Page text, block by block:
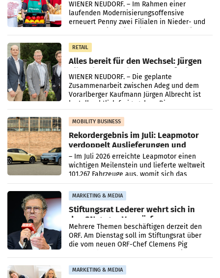
WIENER NEUDORF. – Im Rahmen einer
laufenden Modernisierungsoffensive
erneuert Penny zwei Filialen in Nieder- und
RETAIL
Alles bereit für den Wechsel: Jürgen
Albrecht setzt ab 1.1.2027 auf Adeg
WIENER NEUDORF. – Die geplante
Zusammenarbeit zwischen Adeg und dem
Vorarlberger Kaufmann Jürgen Albrecht ist
kartellrechtlich freigegeben: Die
Bundeswettbewerbsbehörde und der
Bundeskartellanwalt
MOBILITY BUSINESS
Rekordergebnis im Juli: Leapmotor
verdoppelt Auslieferungen und
überschreitet die 100.000er-Marke
– Im Juli 2026 erreichte Leapmotor einen
wichtigen Meilenstein und lieferte weltweit
101.267 Fahrzeuge aus, womit sich das
Ergebnis gegenüber Juli 2025 mehr als
verdoppelte (+102
MARKETING & MEDIA
Stiftungsrat Lederer wehrt sich in
den SN gegen Vorwürfe
Mehrere Themen beschäftigen derzeit den
ORF. Am Dienstag soll im Stiftungsrat über
die vom neuen ORF-Chef Clemens Pig
MARKETING & MEDIA